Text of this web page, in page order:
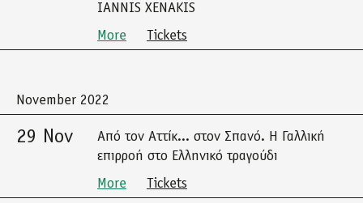
IANNIS XENAKIS
More
Tickets
November 2022
29 Nov
Από τον Αττίκ... στον Σπανό. Η Γαλλική
επιρροή στο Ελληνικό τραγούδι
More
Tickets